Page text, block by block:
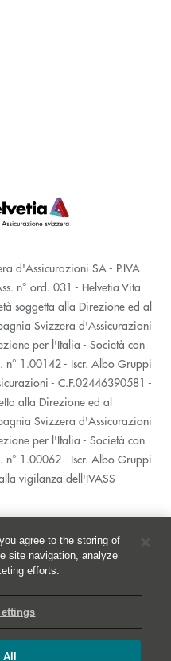
d'Assicurazioni SA - P.IVA
n° ord. 031 - Helvetia Vita
soggetta alla Direzione ed al
Svizzera d'Assicurazioni
per l'Italia - Società con
n° 1.00142 - Iscr. Albo Gruppi
- C.F.02446390581 -
alla Direzione ed al
Svizzera d'Assicurazioni
per l'Italia - Società con
n° 1.00062 - Iscr. Albo Gruppi
vigilanza dell'IVASS
agree to the storing of
site navigation, analyze
efforts.